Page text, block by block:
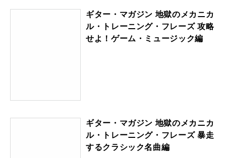
ギター・マガジン 地獄のメカニカ
ル・トレーニング・フレーズ 攻略
せよ！ゲーム・ミュージック編
ギター・マガジン 地獄のメカニカ
ル・トレーニング・フレーズ 暴走
するクラシック名曲編